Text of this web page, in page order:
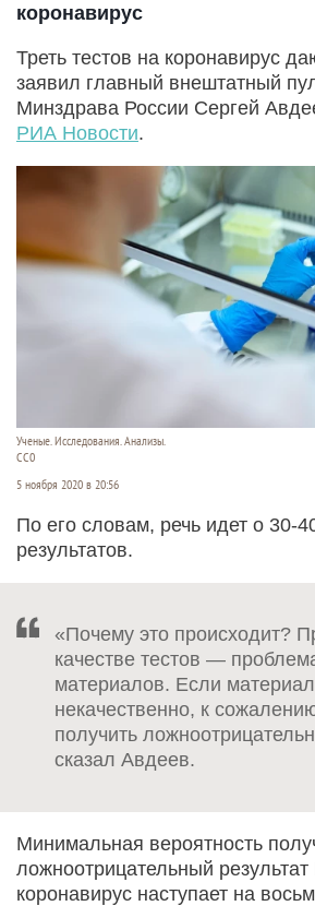
коронавирус
Треть тестов на коронавирус
заявил главный внештатный
Минздрава России Сергей
РИА Новости.
Ученые. Исследования. Анализы.
CC0
5 ноября 2020 в 20:56
По его словам, речь идет о 30-
результатов.
«Почему это происходит?
качестве тестов —
материалов. Если
некачественно, к
получить
сказал Авдеев.
Минимальная вероятность
ложноотрицательный
коронавирус наступает на